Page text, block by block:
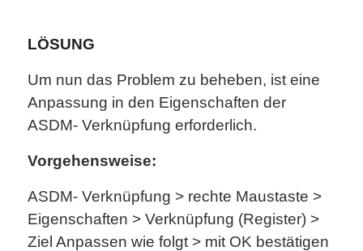
LÖSUNG
Um nun das Problem zu beheben, ist eine
Anpassung in den Eigenschaften der
ASDM- Verknüpfung erforderlich.
Vorgehensweise:
ASDM- Verknüpfung > rechte Maustaste >
Eigenschaften > Verknüpfung (Register) >
Ziel Anpassen wie folgt > mit OK bestätigen